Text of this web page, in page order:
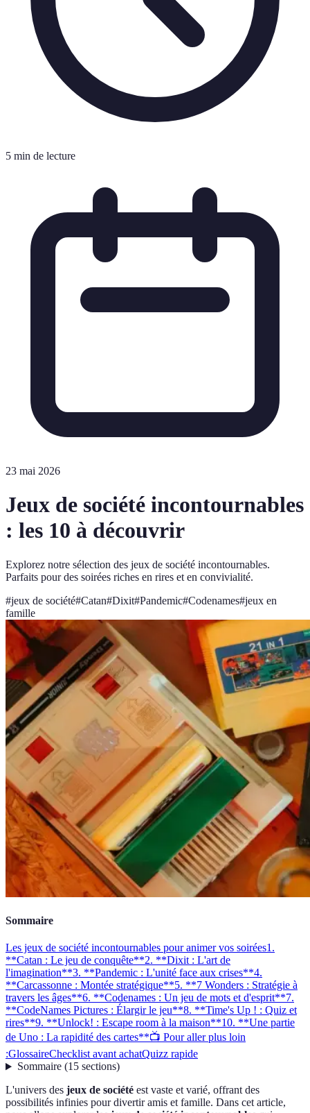
5 min de lecture
23 mai 2026
Jeux de société incontournables
: les 10 à découvrir
Explorez notre sélection des jeux de société incontournables.
Parfaits pour des soirées riches en rires et en convivialité.
#jeux de société#Catan#Dixit#Pandemic#Codenames#jeux en
famille
Sommaire
Les jeux de société incontournables pour animer vos soirées1.
**Catan : Le jeu de conquête**2. **Dixit : L'art de
l'imagination**3. **Pandemic : L'unité face aux crises**4.
**Carcassonne : Montée stratégique**5. **7 Wonders : Stratégie à
travers les âges**6. **Codenames : Un jeu de mots et d'esprit**7.
**CodeNames Pictures : Élargir le jeu**8. **Time's Up ! : Quiz et
rires**9. **Unlock! : Escape room à la maison**10. **Une partie
de Uno : La rapidité des cartes**📺 Pour aller plus loin
:GlossaireChecklist avant achatQuizz rapide
Sommaire(15 sections)
L'univers des jeux de société est vaste et varié, offrant des
possibilités infinies pour divertir amis et famille. Dans cet article,